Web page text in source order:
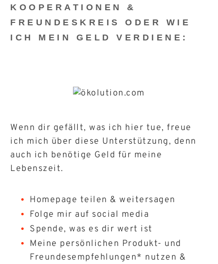
KOOPERATIONEN &
FREUNDESKREIS ODER WIE
ICH MEIN GELD VERDIENE:
Wenn dir gefällt, was ich hier tue, freue
ich mich über diese Unterstützung, denn
auch ich benötige Geld für meine
Lebenszeit.
Homepage teilen & weitersagen
Folge mir auf social media
Spende, was es dir wert ist
Meine persönlichen Produkt- und
Freundesempfehlungen* nutzen &